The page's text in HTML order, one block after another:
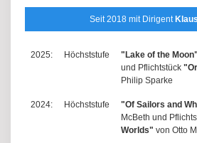
Seit 2018 mit Dirigent
2025: Höchststufe "Lake of the Moon"
und Pflichtstück
Philip Sparke
2024: Höchststufe "Of Sailors and
McBeth und
Worlds" von Otto